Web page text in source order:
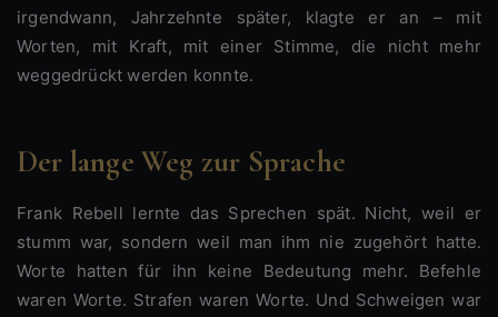
irgendwann, Jahrzehnte später, klagte er an – mit
Worten, mit Kraft, mit einer Stimme, die nicht mehr
weggedrückt werden konnte.
Der lange Weg zur Sprache
Frank Rebell lernte das Sprechen spät. Nicht, weil er
stumm war, sondern weil man ihm nie zugehört hatte.
Worte hatten für ihn keine Bedeutung mehr. Befehle
waren Worte. Strafen waren Worte. Und Schweigen war